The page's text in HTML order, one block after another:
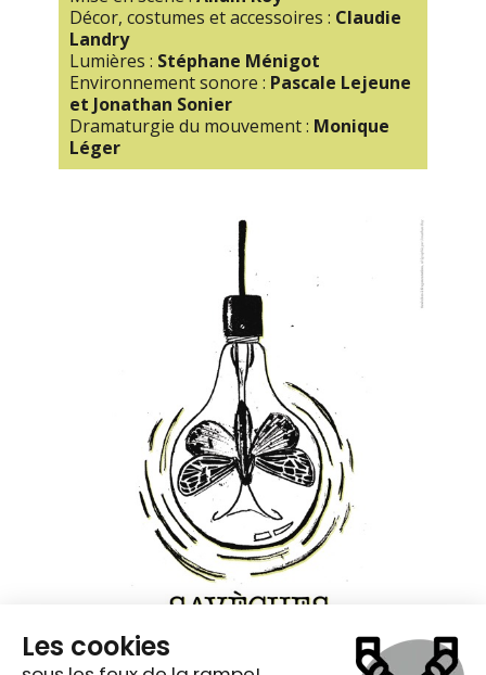
Décor, costumes et accessoires : Claudie
Landry
Lumières : Stéphane Ménigot
Environnement sonore : Pascale Lejeune
et Jonathan Sonier
Dramaturgie du mouvement : Monique
Léger